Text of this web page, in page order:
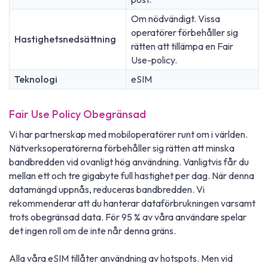
Hastighetsnedsättning
Om nödvändigt. Vissa
operatörer förbehåller sig
rätten att tillämpa en Fair
Use-policy.
Teknologi
eSIM
Fair Use Policy Obegränsad
Vi har partnerskap med mobiloperatörer runt om i världen.
Nätverksoperatörerna förbehåller sig rätten att minska
bandbredden vid ovanligt hög användning. Vanligtvis får du
mellan ett och tre gigabyte full hastighet per dag. När denna
datamängd uppnås, reduceras bandbredden. Vi
rekommenderar att du hanterar dataförbrukningen varsamt
trots obegränsad data. För 95 % av våra användare spelar
det ingen roll om de inte når denna gräns.
Alla våra eSIM tillåter användning av hotspots. Men vid